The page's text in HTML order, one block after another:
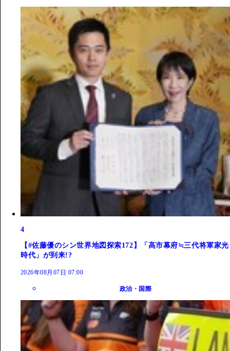
4
【#佐藤優のシン世界地図探索172】「高市幕府≒三代将軍家光
時代」が到来!?
2026年08月07日 07:00
政治・国際